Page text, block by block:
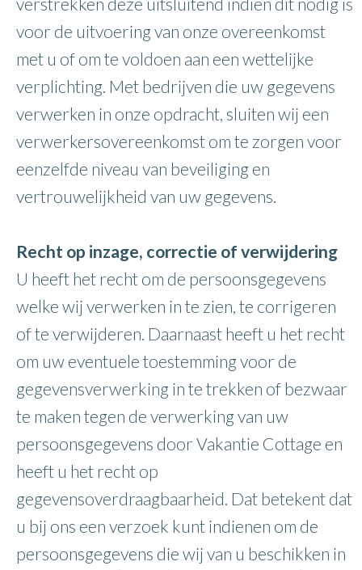
verstrekken deze uitsluitend indien dit nodig is
voor de uitvoering van onze overeenkomst
met u of om te voldoen aan een wettelijke
verplichting. Met bedrijven die uw gegevens
verwerken in onze opdracht, sluiten wij een
verwerkersovereenkomst om te zorgen voor
eenzelfde niveau van beveiliging en
vertrouwelijkheid van uw gegevens.
Recht op inzage, correctie of verwijdering
U heeft het recht om de persoonsgegevens
welke wij verwerken in te zien, te corrigeren
of te verwijderen. Daarnaast heeft u het recht
om uw eventuele toestemming voor de
gegevensverwerking in te trekken of bezwaar
te maken tegen de verwerking van uw
persoonsgegevens door Vakantie Cottage en
heeft u het recht op
gegevensoverdraagbaarheid. Dat betekent dat
u bij ons een verzoek kunt indienen om de
persoonsgegevens die wij van u beschikken in